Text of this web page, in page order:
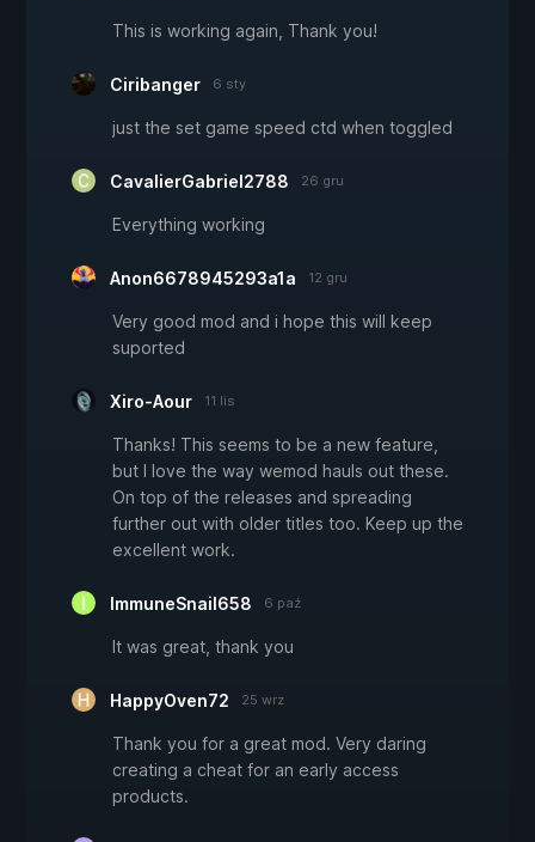
This is working again, Thank you!
Ciribanger 6 sty
just the set game speed ctd when toggled
CavalierGabriel2788 26 gru
Everything working
Anon6678945293a1a 12 gru
Very good mod and i hope this will keep
suported
Xiro-Aour 11 lis
Thanks! This seems to be a new feature,
but I love the way wemod hauls out these.
On top of the releases and spreading
further out with older titles too. Keep up the
excellent work.
ImmuneSnail658 6 paź
It was great, thank you
HappyOven72 25 wrz
Thank you for a great mod. Very daring
creating a cheat for an early access
products.